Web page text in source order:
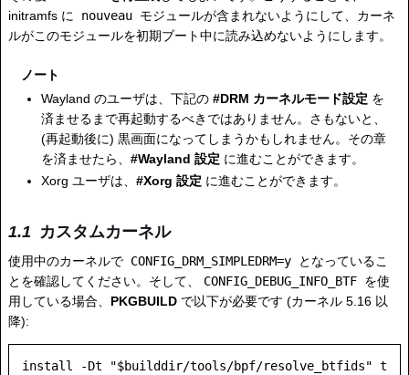
initramfs に
nouveau モジュールが含まれないようにして、カーネ
ルがこのモジュールを初期ブート中に読み込めないようにします。
ノート
Wayland のユーザは、下記の#DRM カーネルモード設定 を
済ませるまで再起動するべきではありません。さもないと、
(再起動後に) 黒画面になってしまうかもしれません。その章
を済ませたら、#Wayland 設定 に進むことができます。
Xorg ユーザは、#Xorg 設定 に進むことができます。
カスタムカーネル
使用中のカーネルで CONFIG_DRM_SIMPLEDRM=y
となっているこ
とを確認してください。そして、
CONFIG_DEBUG_INFO_BTF を使
用している場合、 PKGBUILD で以下が必要です (カーネル 5.16 以
降):
install -Dt "$builddir/tools/bpf/resolve_btfids" t